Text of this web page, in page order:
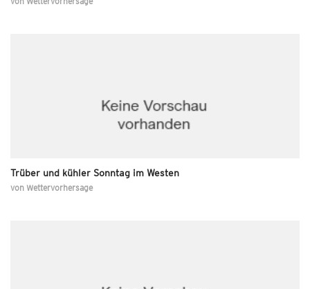
Trüber und kühler Sonntag im Westen
von Wettervorhersage